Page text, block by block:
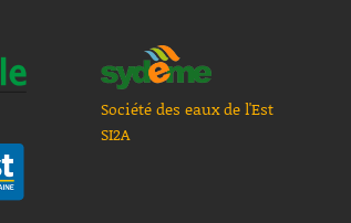
Société des eaux de l'Est
SI2A